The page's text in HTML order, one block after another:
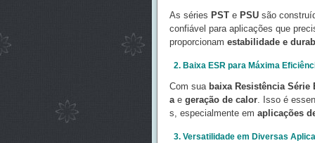
As séries PSTe PSUsão
confiável para aplicações que
proporcionam estabilidade e
2. Baixa ESR para Máxima
Com sua baixa Resistência Série
ae geração de calor. Isso é
s, especialmente em aplicações
3. Versatilidade em Diversas